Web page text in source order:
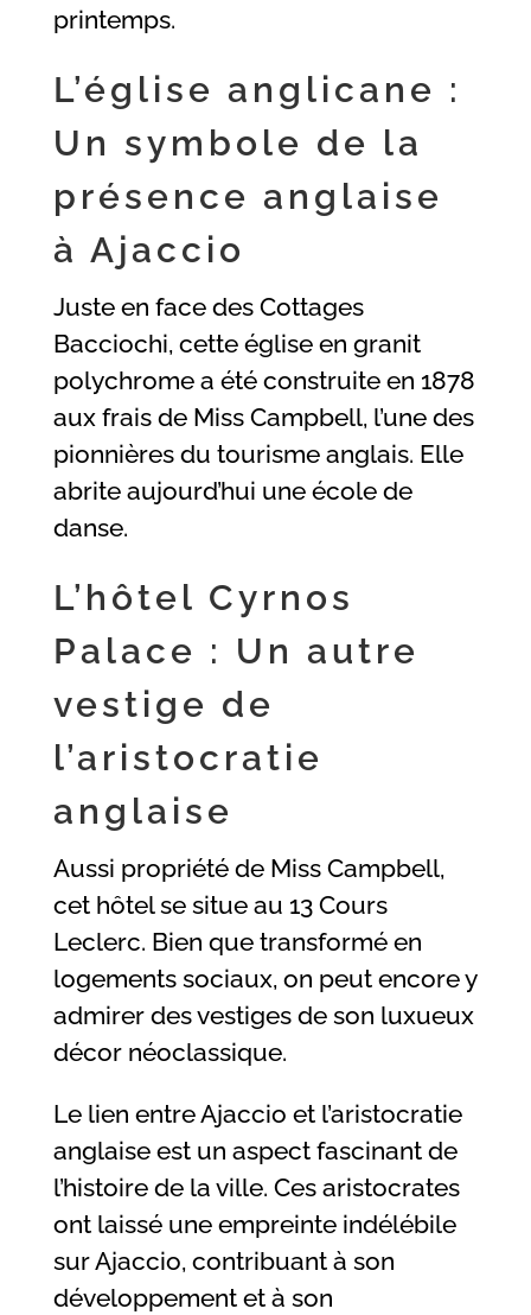
printemps.
L’église anglicane :
Un symbole de la
présence anglaise
à Ajaccio
Juste en face des Cottages
Bacciochi, cette église en granit
polychrome a été construite en 1878
aux frais de Miss Campbell, l’une des
pionnières du tourisme anglais. Elle
abrite aujourd’hui une école de
danse.
L’hôtel Cyrnos
Palace : Un autre
vestige de
l’aristocratie
anglaise
Aussi propriété de Miss Campbell,
cet hôtel se situe au 13 Cours
Leclerc. Bien que transformé en
logements sociaux, on peut encore y
admirer des vestiges de son luxueux
décor néoclassique.
Le lien entre Ajaccio et l’aristocratie
anglaise est un aspect fascinant de
l’histoire de la ville. Ces aristocrates
ont laissé une empreinte indélébile
sur Ajaccio, contribuant à son
développement et à son